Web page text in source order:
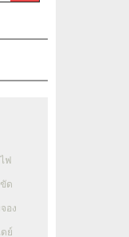
ฟ
ด
อง
ย์